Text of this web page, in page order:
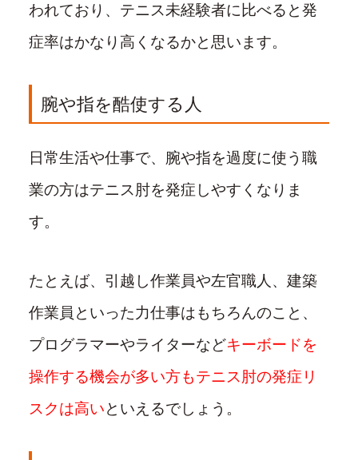
われており、テニス未経験者に比べると発
症率はかなり高くなるかと思います。
腕や指を酷使する人
日常生活や仕事で、腕や指を過度に使う職
業の方はテニス肘を発症しやすくなりま
す。
たとえば、引越し作業員や左官職人、建築
作業員といった力仕事はもちろんのこと、
プログラマーやライターなどキーボードを
操作する機会が多い方もテニス肘の発症リ
スクは高いといえるでしょう。